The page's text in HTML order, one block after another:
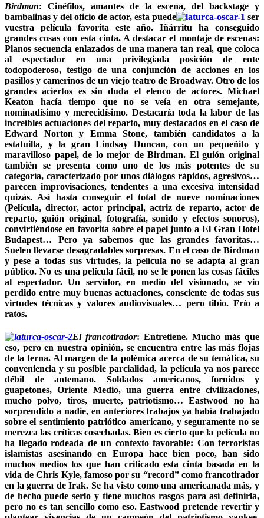
Birdman: Cinéfilos, amantes de la escena, del backstage y
bambalinas y del oficio de actor, esta puede
ser
vuestra película favorita este año. Iñárritu ha conseguido
grandes cosas con esta cinta. A destacar el montaje de escenas:
Planos secuencia enlazados de una manera tan real, que coloca
al espectador en una privilegiada posición de ente
todopoderoso, testigo de una conjunción de acciones en los
pasillos y camerinos de un viejo teatro de Broadway. Otro de los
grandes aciertos es sin duda el elenco de actores. Michael
Keaton hacía tiempo que no se veía en otra semejante,
nominadísimo y merecidísimo. Destacaría toda la labor de las
increíbles actuaciones del reparto, muy destacados en el caso de
Edward Norton y Emma Stone, también candidatos a la
estatuilla, y la gran Lindsay Duncan, con un pequeñito y
maravilloso papel, de lo mejor de Birdman. El guión original
también se presenta como uno de los más potentes de su
categoría, caracterizado por unos diálogos rápidos, agresivos…
parecen improvisaciones, tendentes a una excesiva intensidad
quizás. Así hasta conseguir el total de nueve nominaciones
(Película, director, actor principal, actriz de reparto, actor de
reparto, guión original, fotografía, sonido y efectos sonoros),
convirtiéndose en favorita sobre el papel junto aEl Gran Hotel
Budapest… Pero ya sabemos que las grandes favoritas…
Suelen llevarse desagradables sorpresas. En el caso de Birdman
y pese a todas sus virtudes, la película no se adapta al gran
público. No es una película fácil, no se le ponen las cosas fáciles
al espectador. Un servidor, en medio del visionado, se vio
perdido entre muy buenas actuaciones, consciente de todas sus
virtudes técnicas y valores audiovisuales… pero tibio. Frío a
ratos.
El francotirador: Entretiene. Mucho más que
eso, pero en nuestra opinión, se encuentra entre las más flojas
de la terna. Al margen de la polémica acerca de su temática, su
conveniencia y su posible parcialidad, la película ya nos parece
débil de antemano. Soldados americanos, fornidos y
guapetones, Oriente Medio, una guerra entre civilizaciones,
mucho polvo, tiros, muerte, patriotismo… Eastwood no ha
sorprendido a nadie, en anteriores trabajos ya había trabajado
sobre el sentimiento patriótico americano, y seguramente no se
merezca las críticas cosechadas. Bien es cierto que la película no
ha llegado rodeada de un contexto favorable: Con terroristas
islamistas asesinando en Europa hace bien poco, han sido
muchos medios los que han criticado esta cinta basada en la
vida de Chris Kyle, famoso por su “record” como francotirador
en la guerra de Irak. Se ha visto como una americanada más, y
de hecho puede serlo y tiene muchos rasgos para así definirla,
pero no es tan sencillo como eso. Eastwood pretende revertir y